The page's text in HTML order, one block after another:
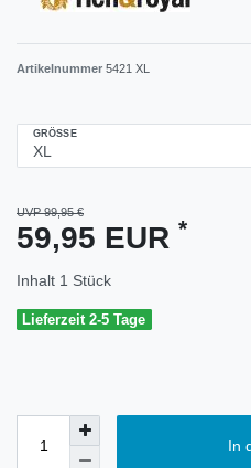
Artikelnummer 5421 XL
GRÖSSE
UVP 99,95 €
59,95 EUR *
Inhalt 1 Stück
Lieferzeit 2-5 Tage
In